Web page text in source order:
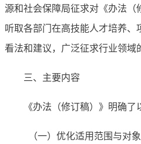
源和社会保障局征求对《办法
听取各部门在高技能人才培养
看法和建议，广泛征求行业领域
三、主要内容
《办法（修订稿）》明确了
（一）优化适用范围与对象